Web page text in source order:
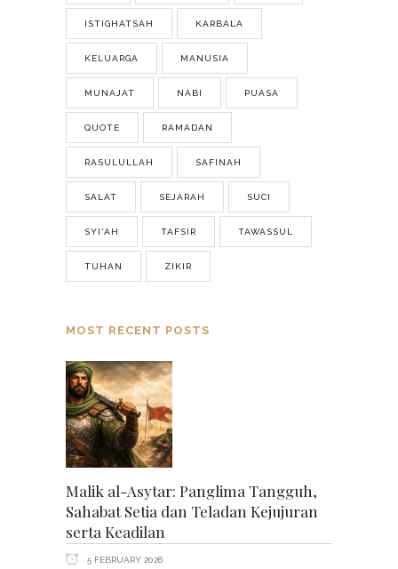
ISTIGHATSAH KARBALA
KELUARGA MANUSIA
MUNAJAT NABI PUASA
QUOTE RAMADAN
RASULULLAH SAFINAH
SALAT SEJARAH SUCI
SYI'AH TAFSIR TAWASSUL
TUHAN ZIKIR
MOST RECENT POSTS
Malik al-Asytar: Panglima Tangguh,
Sahabat Setia dan Teladan Kejujuran
serta Keadilan
5 FEBRUARY 2026